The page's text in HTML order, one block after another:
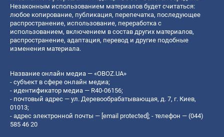
Незаконным использованием материалов будет считаться:
любое копирование, публикация, перепечатка, последующее
распространение, использование, переработка с
использованием, включением в состав других материалов,
распространение, адаптация, перевод и другие подобные
изменения материала.
Название онлайн медиа — «OBOZ.UA»
- субъект в сфере онлайн медиа;
- идентификатор медиа — R40-06156;
- почтовый адрес — ул. Деревообрабатывающая, д. 7, г. Киев,
01013;
- адрес электронной почты — [email protected] ; - телефон — (044)
585 46 20